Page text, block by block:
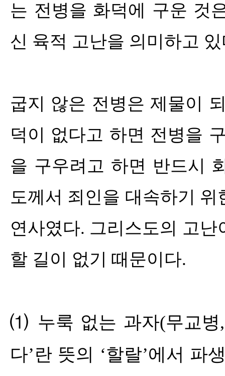
는 전병을 화덕에 구운 것
신 육적 고난을 의미하고
굽지 않은 전병은 제물이
덕이 없다고 하면 전병을
을 구우려고 하면 반드시
도께서 죄인을 대속하기
연사였다. 그리스도의 고난
할 길이 없기 때문이다.
⑴ 누룩 없는 과자(무교병
다’란 뜻의 ‘할랄’에서 파